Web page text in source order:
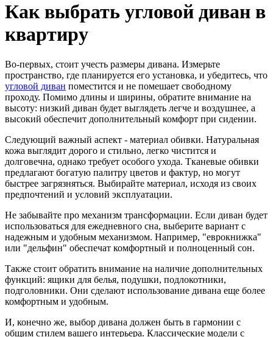
Как выбрать угловой диван в
квартиру
Во-первых, стоит учесть размеры дивана. Измерьте
пространство, где планируется его установка, и убедитесь, что
угловой диван поместится и не помешает свободному
проходу. Помимо длины и ширины, обратите внимание на
высоту: низкий диван будет выглядеть легче и воздушнее, а
высокий обеспечит дополнительный комфорт при сидении.
Следующий важный аспект - материал обивки. Натуральная
кожа выглядит дорого и стильно, легко чистится и
долговечна, однако требует особого ухода. Тканевые обивки
предлагают богатую палитру цветов и фактур, но могут
быстрее загрязняться. Выбирайте материал, исходя из своих
предпочтений и условий эксплуатации.
Не забывайте про механизм трансформации. Если диван будет
использоваться для ежедневного сна, выберите вариант с
надежным и удобным механизмом. Например, "еврокнижка"
или "дельфин" обеспечат комфортный и полноценный сон.
Также стоит обратить внимание на наличие дополнительных
функций: ящики для белья, подушки, подлокотники,
подголовники. Они сделают использование дивана еще более
комфортным и удобным.
И, конечно же, выбор дивана должен быть в гармонии с
общим стилем вашего интерьера. Классические модели с